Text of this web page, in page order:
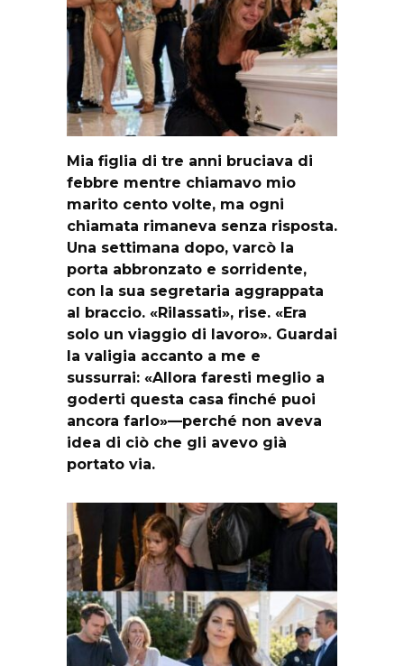
Mia figlia di tre anni bruciava di
febbre mentre chiamavo mio
marito cento volte, ma ogni
chiamata rimaneva senza risposta.
Una settimana dopo, varcò la
porta abbronzato e sorridente,
con la sua segretaria aggrappata
al braccio. «Rilassati», rise. «Era
solo un viaggio di lavoro». Guardai
la valigia accanto a me e
sussurrai: «Allora faresti meglio a
goderti questa casa finché puoi
ancora farlo»—perché non aveva
idea di ciò che gli avevo già
portato via.